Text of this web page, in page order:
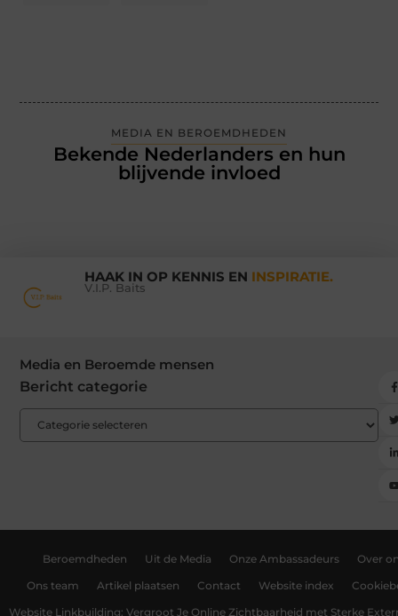
MEDIA EN BEROEMDHEDEN
Bekende Nederlanders en hun
blijvende invloed
HAAK IN OP KENNIS EN INSPIRATIE.
V.I.P. Baits
Media en Beroemde mensen
Bericht categorie
Beroemdheden Uit de Media Onze Ambassadeurs Over
Ons team Artikel plaatsen Contact Website index
Website Linkbuilding: Vergroot Je Online Zichtbaarheid met Sterke